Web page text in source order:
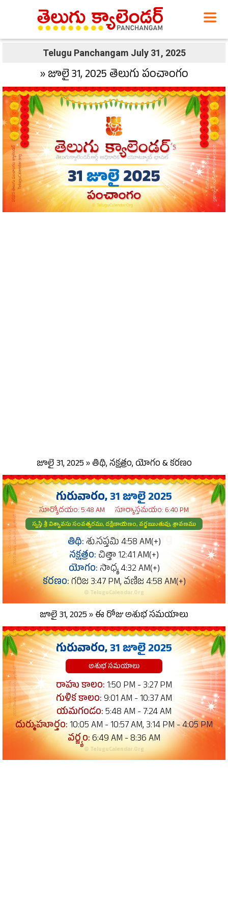
Telugu Panchangam July 31, 2025
» జూలై 31, 2025 తెలుగు పంచాంగం
జూలై 31, 2025 » తిథి, నక్షత్రం, యోగం & కరణం
గురువారం,31 జూలై 2025
సూర్యోదయం: 5:48 AM సూర్యాస్తమయం: 6:40 PM
స్వస్తి శ్రీ విశ్వావసు సంవత్సరము, దక్షిణాయణం, వర్షఋుతువు, శ్రావణము
తిథి: శు.సప్తమి 4:58 AM(+)
నక్షత్రం:చిత్తా 12:41 AM(+)
యోగం: సాధ్య 4:32 AM(+)
కరణం:గరిజ 3:47 PM, వణిజ 4:58 AM(+)
© TeluguCalendar.Org
జూలై 31, 2025 » ఈ రోజు అశుభ సమయాలు
గురువారం,31 జూలై 2025
అశుభ సమయాలు
రాహు కాలం:1:50 PM - 3:27 PM
గుళిక కాలం:9:01 AM - 10:37 AM
యమగండం:5:48 AM - 7:24 AM
దుర్ముహూర్తం:10:05 AM - 10:57 AM, 3:14 PM - 4:05 PM
వర్జ్యం:6:49 AM - 8:36 AM
© TeluguCalendar.Org